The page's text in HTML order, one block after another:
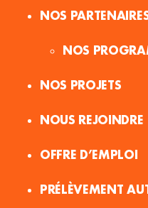
NOS
NOS
NOS PROJETS
NOUS REJOINDRE
OFFRE D’EMPLOI
PRÉLÈVEMENT